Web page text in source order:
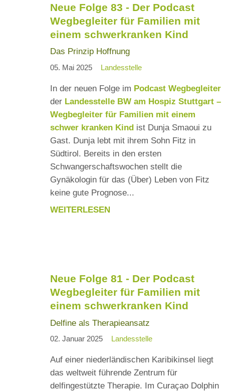
WEGBEGLEITER
FÜR
FAMILIEN
MIT
KIND
Neue Folge 83 - Der Podcast
Wegbegleiter für Familien mit
einem schwerkranken Kind
Das Prinzip Hoffnung
05. Mai 2025 Landesstelle
In der neuen Folge im Podcast Wegbegleiter
der Landesstelle BW am Hospiz Stuttgart –
Wegbegleiter für Familien mit einem
schwer kranken Kind ist Dunja Smaoui zu
Gast. Dunja lebt mit ihrem Sohn Fitz in
Südtirol. Bereits in den ersten
Schwangerschaftswochen stellt die
Gynäkologin für das (Über) Leben von Fitz
keine gute Prognose...
WEITERLESEN
NEUE
PODCAST
WEGBEGLEITER
FÜR
FAMILIEN
SCHWERKRANKEN
KIND
Neue Folge 81 - Der Podcast
Wegbegleiter für Familien mit
einem schwerkranken Kind
Delfine als Therapieansatz
02. Januar 2025 Landesstelle
Auf einer niederländischen Karibikinsel liegt
das weltweit führende Zentrum für
delfingestützte Therapie. Im Curaçao Dolphin